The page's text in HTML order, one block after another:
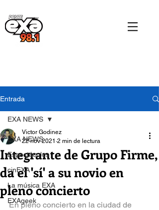
Entrada
EXA NEWS
Espectáculos
cinEXA
La música EXA
EXAgeek
EXA NEWS
Integrante de Grupo Firme,
da el 'sí' a su novio en
pleno concierto
Victor Godinez
22 nov 2021 2 min de lectura
En pleno concierto en la ciudad de